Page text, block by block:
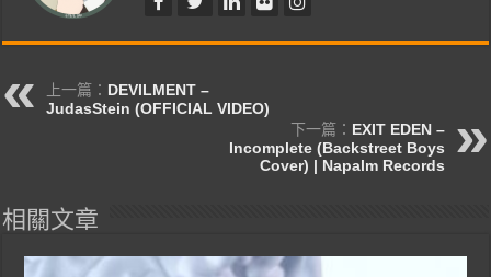
上一篇： DEVILMENT –
JudasStein (OFFICIAL VIDEO)
下一篇： EXIT EDEN –
Incomplete (Backstreet Boys
Cover) | Napalm Records
相關文章